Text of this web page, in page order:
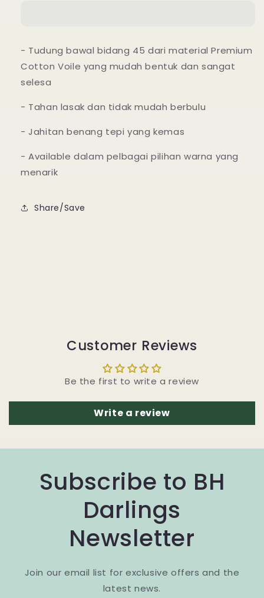
- Tudung bawal bidang 45 dari material Premium
Cotton Voile yang mudah bentuk dan sangat
selesa
- Tahan lasak dan tidak mudah berbulu
- Jahitan benang tepi yang kemas
- Available dalam pelbagai pilihan warna yang
menarik
Share/Save
Customer Reviews
Be the first to write a review
Write a review
Subscribe to BH
Darlings
Newsletter
Join our email list for exclusive offers and the
latest news.